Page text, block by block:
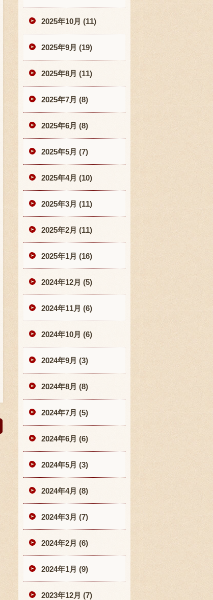
2025年10月 (11)
2025年9月 (19)
2025年8月 (11)
2025年7月 (8)
2025年6月 (8)
2025年5月 (7)
2025年4月 (10)
2025年3月 (11)
2025年2月 (11)
2025年1月 (16)
2024年12月 (5)
2024年11月 (6)
2024年10月 (6)
2024年9月 (3)
2024年8月 (8)
2024年7月 (5)
2024年6月 (6)
2024年5月 (3)
2024年4月 (8)
2024年3月 (7)
2024年2月 (6)
2024年1月 (9)
2023年12月 (7)